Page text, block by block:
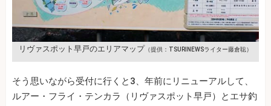
リヴァスポット早戸のエリアマップ （提供：TSURINEWSライター藤倉聡）
そう思いながら受付に行くと3、年前にリニューアルして、
ルアー・フライ・テンカラ（リヴァスポット早戸）とエサ釣